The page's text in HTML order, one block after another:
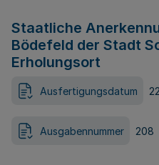
Staatliche
Bödefeld der Stadt
Erholungsort
Ausfertigungsdatum
Ausgabennummer 208